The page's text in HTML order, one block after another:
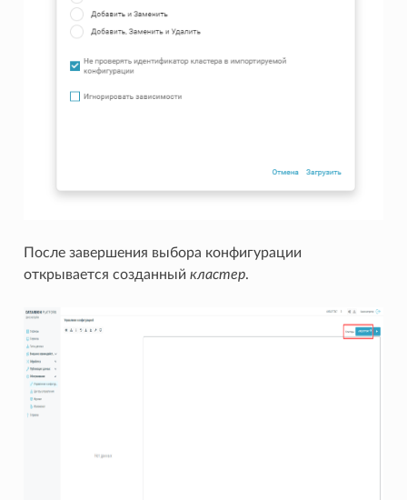
После завершения выбора конфигурации
открывается созданный кластер.